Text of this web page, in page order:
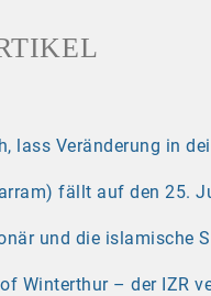
lass Veränderung in
fällt auf den 25.
und die islamische
Winterthur – der IZR